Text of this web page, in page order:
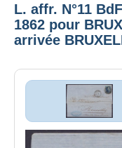
L. affr. N°11
1862 pour
arrivée